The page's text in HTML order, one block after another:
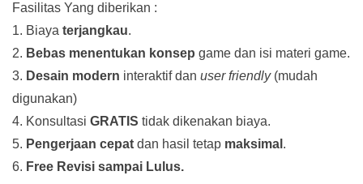
Fasilitas Yang diberikan :
1. Biaya terjangkau.
2. Bebas menentukan konsep game dan isi materi game.
3. Desain modern interaktif dan user friendly(mudah
digunakan)
4. Konsultasi GRATIS tidak dikenakan biaya.
5. Pengerjaan cepat dan hasil tetap maksimal .
6. Free Revisi sampai Lulus.